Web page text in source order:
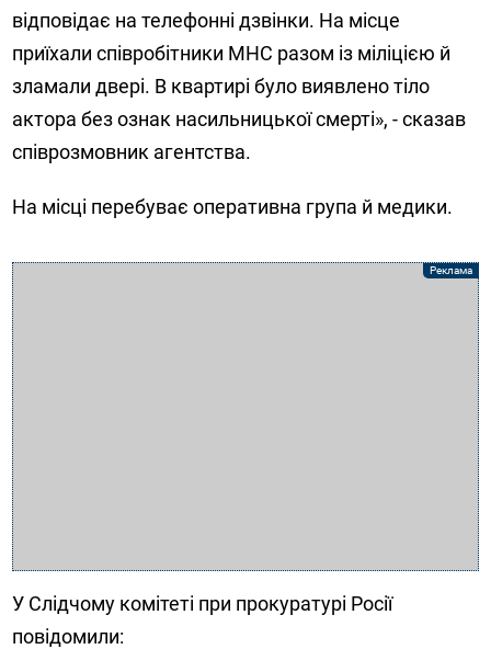
відповідає на телефонні дзвінки. На місце
приїхали співробітники МНС разом із міліцією й
зламали двері. В квартирі було виявлено тіло
актора без ознак насильницької смерті», - сказав
співрозмовник агентства.
На місці перебуває оперативна група й медики.
У Слідчому комітеті при прокуратурі Росії
повідомили: